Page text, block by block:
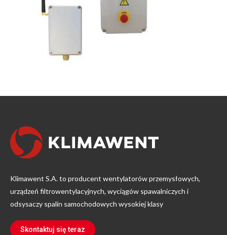
Klimawent S.A. to producent wentylatorów przemysłowych,
urządzeń filtrowentylacyjnych, wyciągów spawalniczych i
odsysaczy spalin samochodowych wysokiej klasy
Skontaktuj się teraz